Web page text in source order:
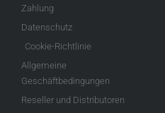
Zahlung
Datenschutz
Cookie-Richtlinie
Allgemeine
Geschäftbedingungen
Reseller und Distributoren